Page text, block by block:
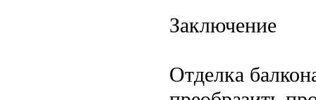
Заключение
Отделка